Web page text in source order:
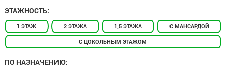
ЭТАЖНОСТЬ:
1 ЭТАЖ 2 ЭТАЖА 1,5 ЭТАЖА С МАНСАРДОЙ
С ЦОКОЛЬНЫМ ЭТАЖОМ
ПО НАЗНАЧЕНИЮ: